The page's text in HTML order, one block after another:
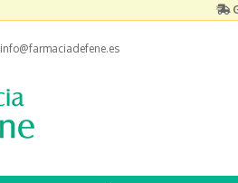
info@farmaciadefene.es